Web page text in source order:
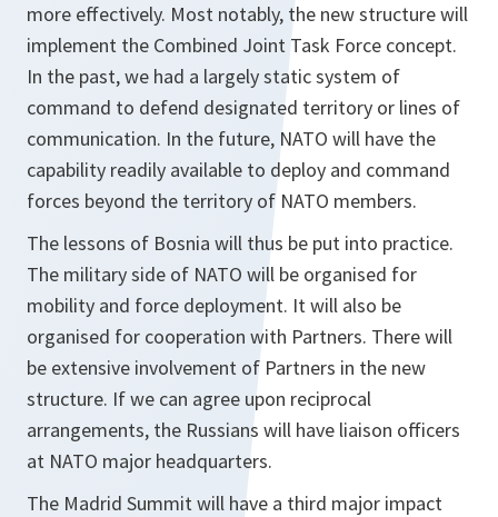
more effectively. Most notably, the new structure will
implement the Combined Joint Task Force concept.
In the past, we had a largely static system of
command to defend designated territory or lines of
communication. In the future, NATO will have the
capability readily available to deploy and command
forces beyond the territory of NATO members.
The lessons of Bosnia will thus be put into practice.
The military side of NATO will be organised for
mobility and force deployment. It will also be
organised for cooperation with Partners. There will
be extensive involvement of Partners in the new
structure. If we can agree upon reciprocal
arrangements, the Russians will have liaison officers
at NATO major headquarters.
The Madrid Summit will have a third major impact